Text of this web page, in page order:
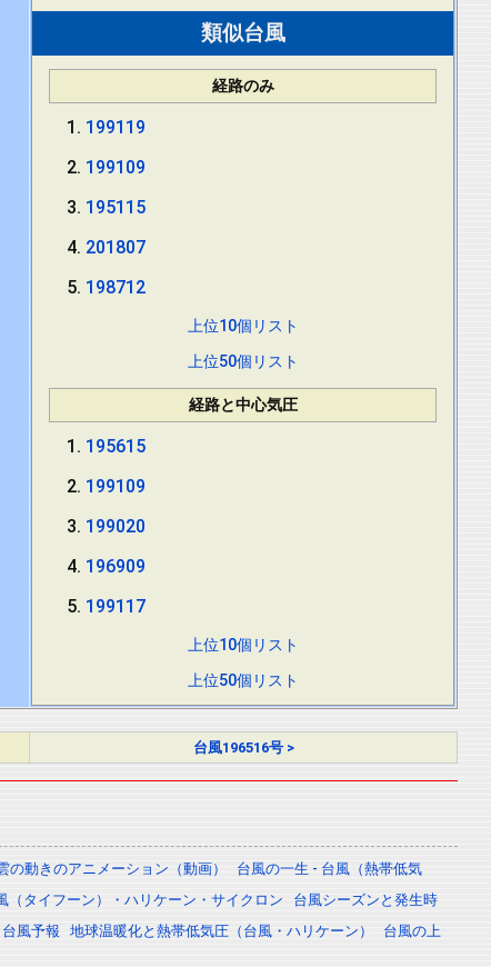
類似台風
経路のみ
199119
199109
195115
201807
198712
上位10個リスト
上位50個リスト
経路と中心気圧
195615
199109
199020
196909
199117
上位10個リスト
上位50個リスト
台風196516号 >
の動きのアニメーション（動画）
台風の一生 - 台風（熱帯低気
（タイフーン）・ハリケーン・サイクロン
台風シーズンと発生時
風予報 地球温暖化と熱帯低気圧（台風・ハリケーン）
台風の上